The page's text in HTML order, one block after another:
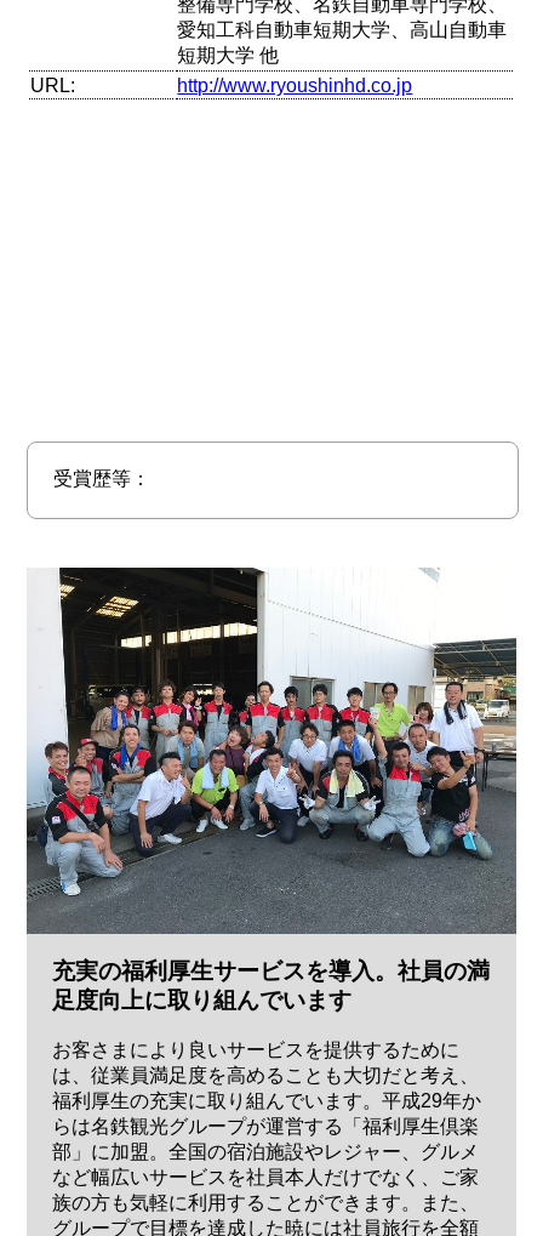
愛知工科自動車短期大学、高山自動車
短期大学 他
URL:
http://www.ryoushinhd.co.jp
受賞歴等：
充実の福利厚生サービスを導入。社員の満
足度向上に取り組んでいます
お客さまにより良いサービスを提供するために
は、従業員満足度を高めることも大切だと考え、
福利厚生の充実に取り組んでいます。平成29年か
らは名鉄観光グループが運営する「福利厚生倶楽
部」に加盟。全国の宿泊施設やレジャー、グルメ
など幅広いサービスを社員本人だけでなく、ご家
族の方も気軽に利用することができます。また、
グループで目標を達成した暁には社員旅行を全額